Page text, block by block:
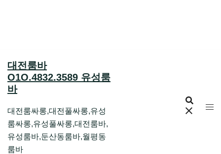
대전룸바
O1O.4832.3589 유성룸
바
대전룸싸롱,대전풀싸롱,유성
룸싸롱,유성풀싸롱,대전룸바,
유성룸바,둔산동룸바,월평동
룸바